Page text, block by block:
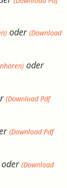
oder(Download
oder
(Download Pdf
(Download Pdf
oder(Download